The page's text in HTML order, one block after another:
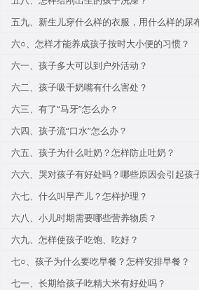
五九、新生儿穿什么样的衣服，用什么样的尿
六○、怎样才能养成孩子按时大小便的习惯？
六一、孩子多大可以到户外活动？
六二、孩子吸干奶嘴有什么害处？
六三、有了“马牙”怎么办？
六四、孩子流“口水”怎么办？
六五、孩子为什么吐奶？怎样防止吐奶？
六六、哭对孩子有好处吗？哪些原因会引起孩
六七、什么叫早产儿？怎样护理？
六八、小儿时期需要哪些营养物质？
六九、怎样使孩子吃饱、吃好？
七○、孩子为什么要吃早餐？怎样安排早餐？
七一、长期给孩子吃精大米有好处吗？